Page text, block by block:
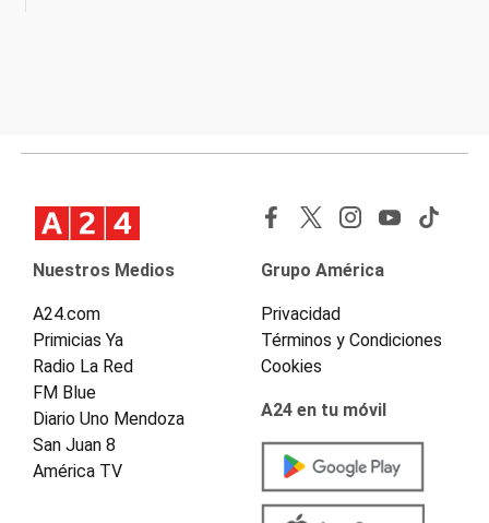
Nuestros Medios
A24.com
Primicias Ya
Radio La Red
FM Blue
Diario Uno Mendoza
San Juan 8
América TV
Grupo América
Privacidad
Términos y Condiciones
Cookies
A24 en tu móvil